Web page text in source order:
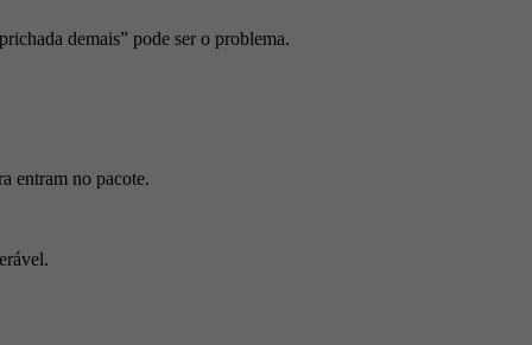
demais” pode ser o problema.
entram no pacote.